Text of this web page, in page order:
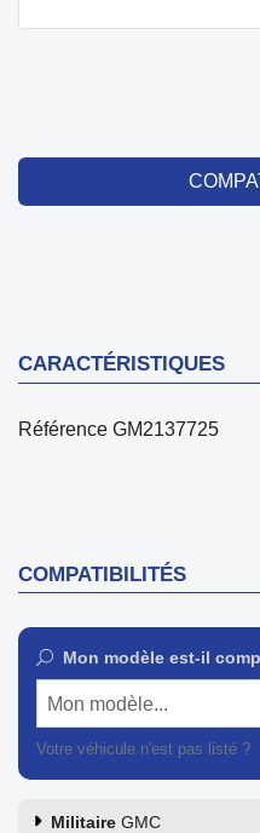
CARACTÉRISTIQUES
Référence GM2137725
COMPATIBILITÉS
Mon modèle est-il
Mon modèle...
Votre véhicule n'est pas listé ?
Militaire GMC